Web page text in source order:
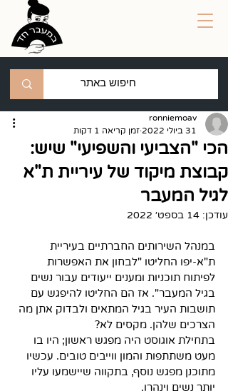
הכי "הצביעי והשפיעי" שיש:
קבוצת מיקוד של עיריית ת"א
לגיל המעבר
ronniemoav
31 ביולי 2022
זמן קריאה 1 דקות
עודכן: 14 בספט׳ 2022
במנהל השירותים החברתיים בעיריית
ת"א-יפו החליטו "לבחון את האפשרות
לפיתוח תוכניות ומענים ייעודים עבור נשים
בגיל המעבר". אז הם החליטו להיפגש עם
תושבות העיר בגיל המתאים ולבדוק אתן מה
הצרכים שלהן. מקסים לא?
בתחילת אוגוסט היה מפגש ראשון; היו בו
מעט משתתפות והמון ווייבים טובים. עכשיו
מתוכנן מפגש נוסף, בתקווה שיישמעו עליו
יותר נשים וינהרו.